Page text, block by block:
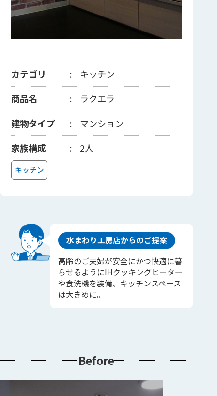
カテゴリ
キッチン
商品名
ラクエラ
建物タイプ
マンション
家族構成
2人
キッチン
水まわり工房店からのご提案
高齢のご夫婦が安全にかつ快適に暮
らせるようにIHクッキングヒーター
や食洗機を装備、キッチンスペース
は大きめに。
Before